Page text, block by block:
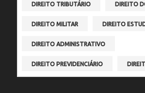
DIREITO TRIBUTÁRIO DIREITO
DIREITO MILITAR DIREITO
DIREITO ADMINISTRATIVO
DIREITO PREVIDENCIÁRIO